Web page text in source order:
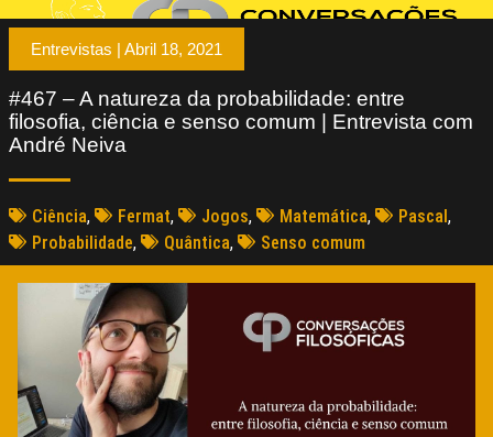
Entrevistas | Abril 18, 2021
#467 – A natureza da probabilidade: entre
filosofia, ciência e senso comum | Entrevista com
André Neiva
Ciência, Fermat, Jogos, Matemática, Pascal,
Probabilidade, Quântica, Senso comum